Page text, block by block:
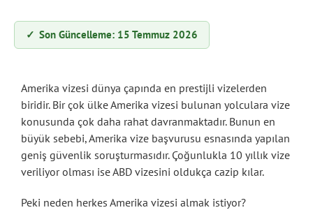
✓ Son Güncelleme: 15 Temmuz 2026
Amerika vizesi dünya çapında en prestijli vizelerden
biridir. Bir çok ülke Amerika vizesi bulunan yolculara vize
konusunda çok daha rahat davranmaktadır. Bunun en
büyük sebebi, Amerika vize başvurusu esnasında yapılan
geniş güvenlik soruşturmasıdır. Çoğunlukla 10 yıllık vize
veriliyor olması ise ABD vizesini oldukça cazip kılar.
Peki neden herkes Amerika vizesi almak istiyor?